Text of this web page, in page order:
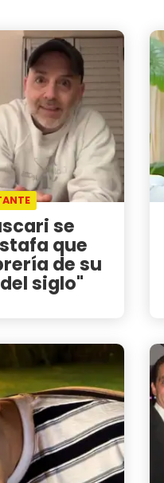
se
que
de su
siglo"